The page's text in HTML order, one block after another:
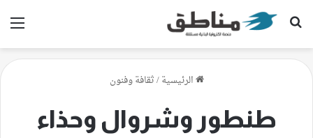
بحث عن
الرئيسية/ثقافة وفنون
طنطور وشروال وحذاء